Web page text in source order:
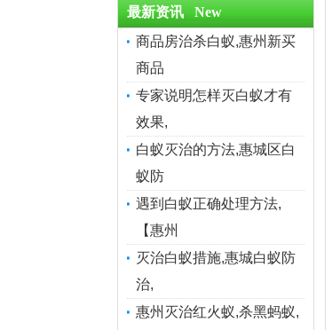
最新资讯 New
商品房治杀白蚁,惠州新买
商品
专家说明怎样灭白蚁才有
效果,
白蚁灭治的方法,惠城区白
蚁防
遇到白蚁正确处理方法,
【惠州
灭治白蚁措施,惠城白蚁防
治,
惠州灭治红火蚁,杀黑蚂蚁,